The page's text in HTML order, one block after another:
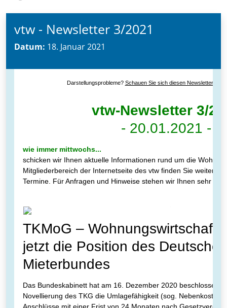
vtw - Newsletter 3/2021
Datum: 18. Januar 2021